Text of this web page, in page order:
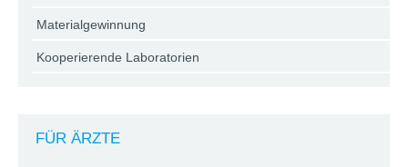
Materialgewinnung
Kooperierende Laboratorien
FÜR ÄRZTE